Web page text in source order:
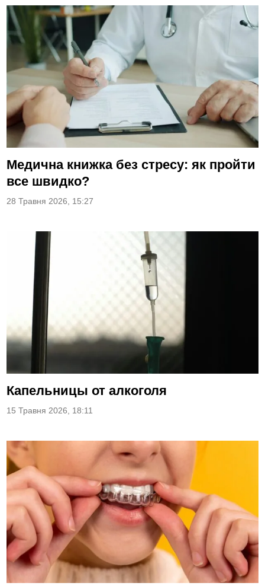
Медична книжка без стресу: як пройти
все швидко?
28 Травня 2026, 15:27
Капельницы от алкоголя
15 Травня 2026, 18:11